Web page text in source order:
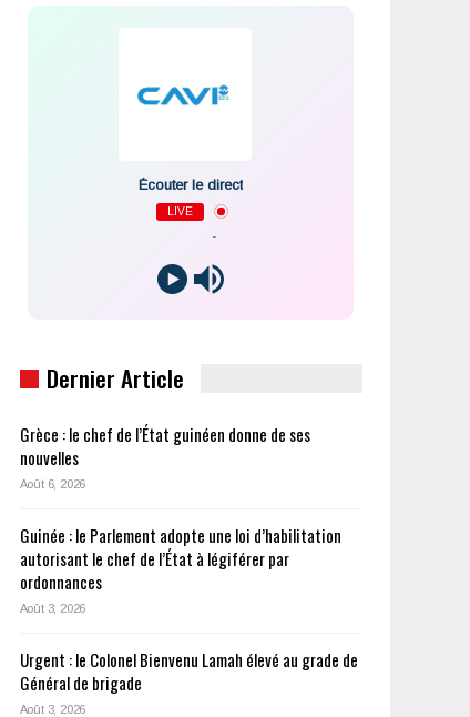
Écouter le direct
LIVE
Dernier Article
Grèce : le chef de l’État guinéen donne de ses
nouvelles
Août 6, 2026
Guinée : le Parlement adopte une loi d’habilitation
autorisant le chef de l’État à légiférer par
ordonnances
Août 3, 2026
Urgent : le Colonel Bienvenu Lamah élevé au grade de
Général de brigade
Août 3, 2026